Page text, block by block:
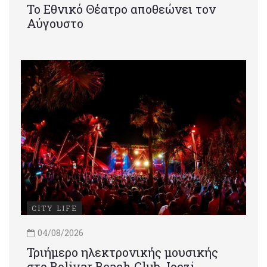
Το Εθνικό Θέατρο αποθεώνει τον
Αύγουστο
CITY LIFE
04/08/2026
Τριήμερο ηλεκτρονικής μουσικής